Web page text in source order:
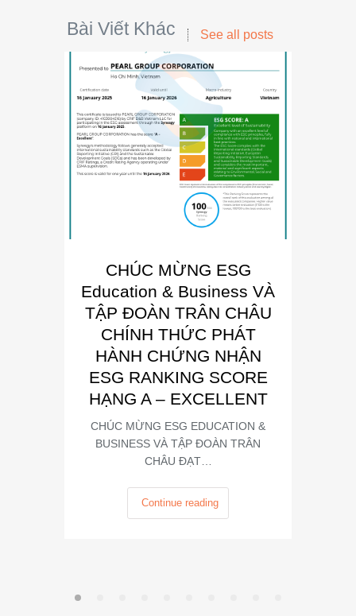
Bài Viết Khác See all posts
CHÚC MỪNG ESG
Education & Business VÀ
TẬP ĐOÀN TRÂN CHÂU
CHÍNH THỨC PHÁT
HÀNH CHỨNG NHẬN
ESG RANKING SCORE
HẠNG A – EXCELLENT
CHÚC MỪNG ESG EDUCATION &
BUSINESS VÀ TẬP ĐOÀN TRÂN
CHÂU ĐẠT…
Continue reading